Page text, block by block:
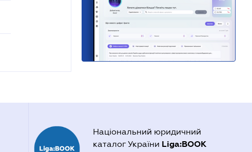
Національний юридичний
каталог України Liga:BOOK